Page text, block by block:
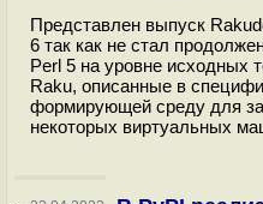
Представлен выпуск
6 так как не стал
Perl 5 на уровне исходных
Raku, описанные в
формирующей среду для
некоторых виртуальных